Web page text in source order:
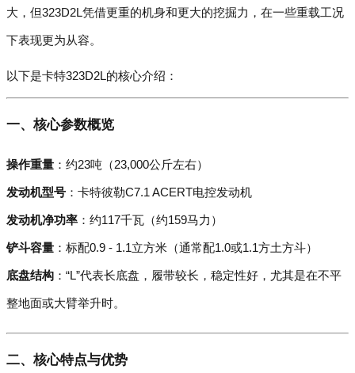
大，但323D2L凭借更重的机身和更大的挖掘力，在一些重载工况
下表现更为从容。
以下是卡特323D2L的核心介绍：
一、核心参数概览
操作重量 ：约23吨（23,000公斤左右）
发动机型号 ：卡特彼勒C7.1 ACERT电控发动机
发动机净功率 ：约117千瓦（约159马力）
铲斗容量 ：标配0.9 - 1.1立方米（通常配1.0或1.1方土方斗）
底盘结构 ：“L”代表长底盘，履带较长，稳定性好，尤其是在不平
整地面或大臂举升时。
二、核心特点与优势